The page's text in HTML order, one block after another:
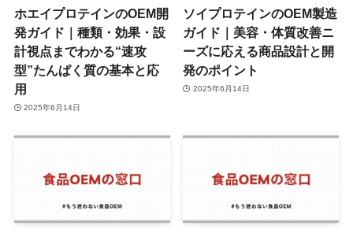
ホエイプロテインのOEM開
発ガイド｜種類・効果・設
計視点までわかる“速攻
型”たんぱく質の基本と応
用
2025年6月14日
ソイプロテインのOEM製造
ガイド｜美容・体質改善ニ
ーズに応える商品設計と開
発のポイント
2025年6月14日